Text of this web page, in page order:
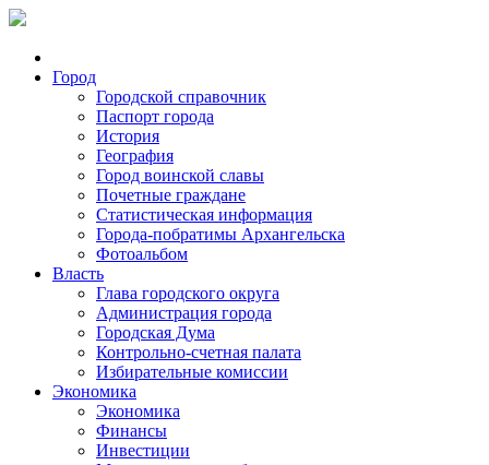
Город
Городской справочник
Паспорт города
История
География
Город воинской славы
Почетные граждане
Статистическая информация
Города-побратимы Архангельска
Фотоальбом
Власть
Глава городского округа
Администрация города
Городская Дума
Контрольно-счетная палата
Избирательные комиссии
Экономика
Экономика
Финансы
Инвестиции